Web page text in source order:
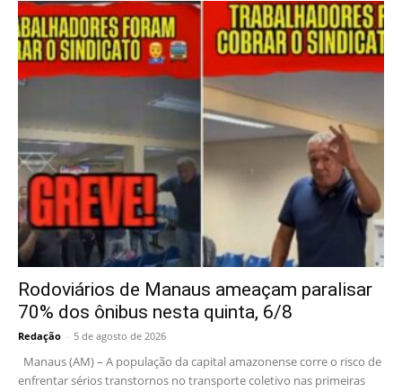
Rodoviários de Manaus ameaçam paralisar
70% dos ônibus nesta quinta, 6/8
Redação - 5 de agosto de 2026
Manaus (AM) – A população da capital amazonense corre o risco de
enfrentar sérios transtornos no transporte coletivo nas primeiras